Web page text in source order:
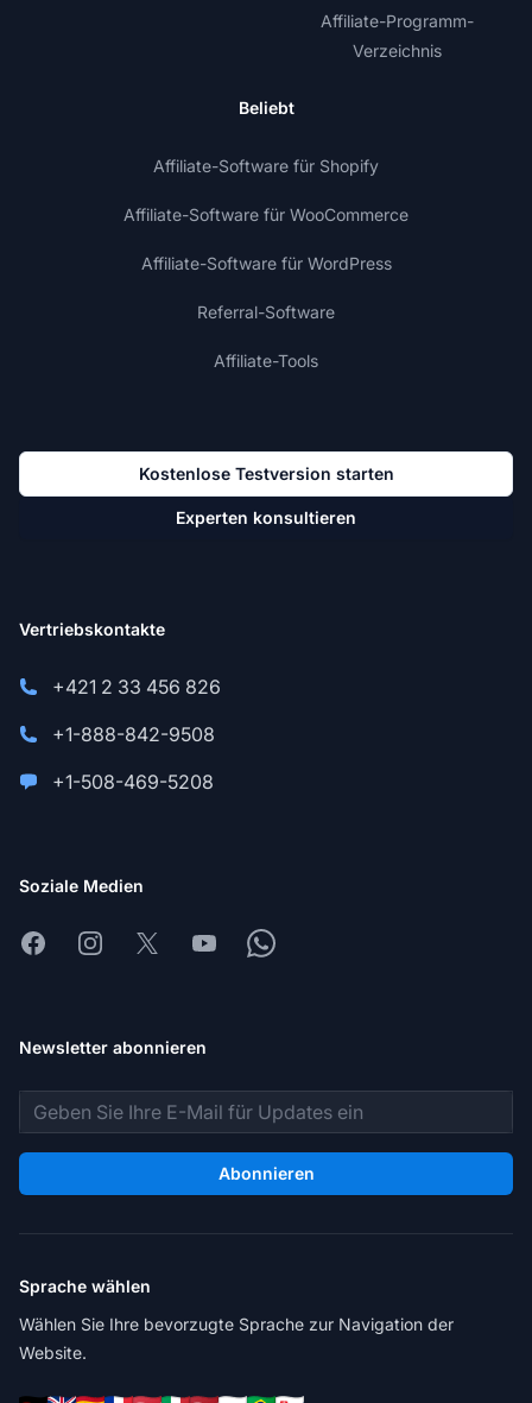
Affiliate-Programm-
Verzeichnis
Beliebt
Affiliate-Software für Shopify
Affiliate-Software für WooCommerce
Affiliate-Software für WordPress
Referral-Software
Affiliate-Tools
Kostenlose Testversion starten
Experten konsultieren
Vertriebskontakte
+421 2 33 456 826
+1-888-842-9508
+1-508-469-5208
Soziale Medien
FacebookInstagram
X YoutubeWhatsapp
Newsletter abonnieren
E-Mail-Adresse
Abonnieren
Sprache wählen
Wählen Sie Ihre bevorzugte Sprache zur Navigation der
Website.